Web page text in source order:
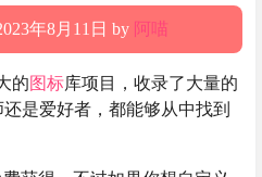
年8月11日 by 阿喵
的图标库项目，收录了大量的
是爱好者，都能够从中找到